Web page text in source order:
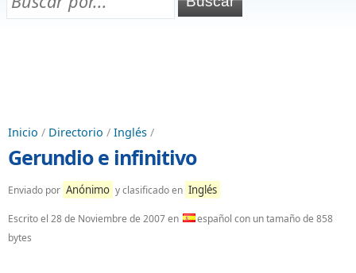
Chuletas para exámenes
Inicio / Directorio / Inglés /
Gerundio e infinitivo
Enviado por Anónimo y clasificado en Inglés
Escrito el 28 de Noviembre de 2007en
español con un tamaño de 858
bytes